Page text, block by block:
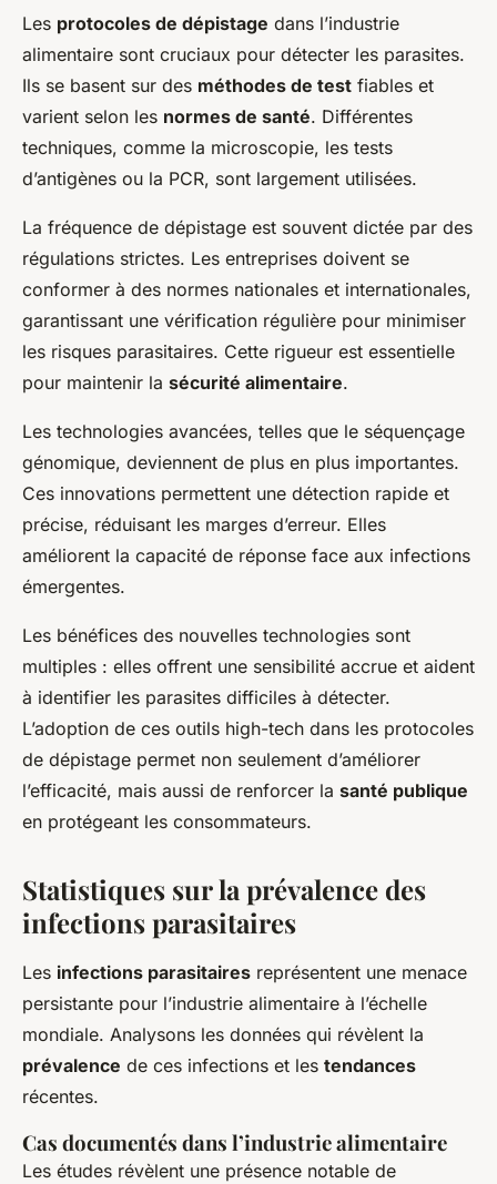
Les protocoles de dépistage dans l’industrie
alimentaire sont cruciaux pour détecter les parasites.
Ils se basent sur des méthodes de test fiables et
varient selon les normes de santé. Différentes
techniques, comme la microscopie, les tests
d’antigènes ou la PCR, sont largement utilisées.
La fréquence de dépistage est souvent dictée par des
régulations strictes. Les entreprises doivent se
conformer à des normes nationales et internationales,
garantissant une vérification régulière pour minimiser
les risques parasitaires. Cette rigueur est essentielle
pour maintenir la sécurité alimentaire.
Les technologies avancées, telles que le séquençage
génomique, deviennent de plus en plus importantes.
Ces innovations permettent une détection rapide et
précise, réduisant les marges d’erreur. Elles
améliorent la capacité de réponse face aux infections
émergentes.
Les bénéfices des nouvelles technologies sont
multiples : elles offrent une sensibilité accrue et aident
à identifier les parasites difficiles à détecter.
L’adoption de ces outils high-tech dans les protocoles
de dépistage permet non seulement d’améliorer
l’efficacité, mais aussi de renforcer la santé publique
en protégeant les consommateurs.
Statistiques sur la prévalence des
infections parasitaires
Les infections parasitaires représentent une menace
persistante pour l’industrie alimentaire à l’échelle
mondiale. Analysons les données qui révèlent la
prévalence de ces infections et les tendances
récentes.
Cas documentés dans l’industrie alimentaire
Les études révèlent une présence notable de